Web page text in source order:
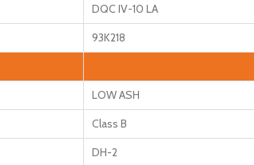
DQC IV-10 LA
93K218
LOW ASH
Class B
DH-2